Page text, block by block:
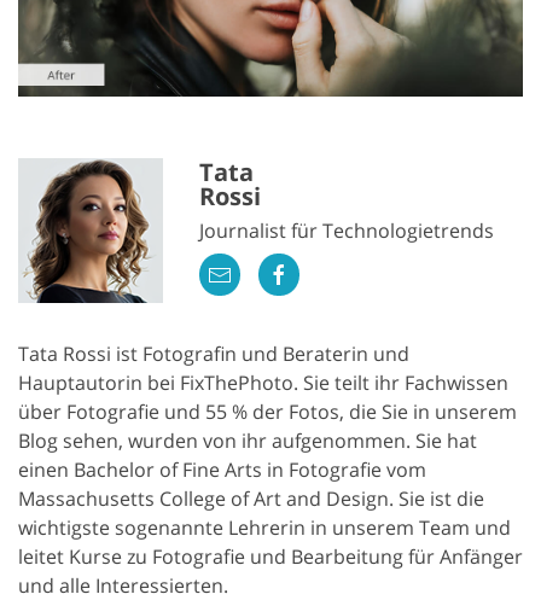
Tata
Rossi
Journalist für Technologietrends
Tata Rossi ist Fotografin und Beraterin und
Hauptautorin bei FixThePhoto. Sie teilt ihr Fachwissen
über Fotografie und 55 % der Fotos, die Sie in unserem
Blog sehen, wurden von ihr aufgenommen. Sie hat
einen Bachelor of Fine Arts in Fotografie vom
Massachusetts College of Art and Design. Sie ist die
wichtigste sogenannte Lehrerin in unserem Team und
leitet Kurse zu Fotografie und Bearbeitung für Anfänger
und alle Interessierten.